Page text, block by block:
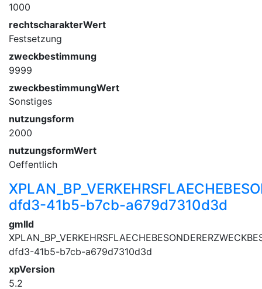
1000
rechtscharakterWert
Festsetzung
zweckbestimmung
9999
zweckbestimmungWert
Sonstiges
nutzungsform
2000
nutzungsformWert
Oeffentlich
dfd3-41b5-b7cb-a679d7310d3d
gmlId
dfd3-41b5-b7cb-a679d7310d3d
xpVersion
5.2